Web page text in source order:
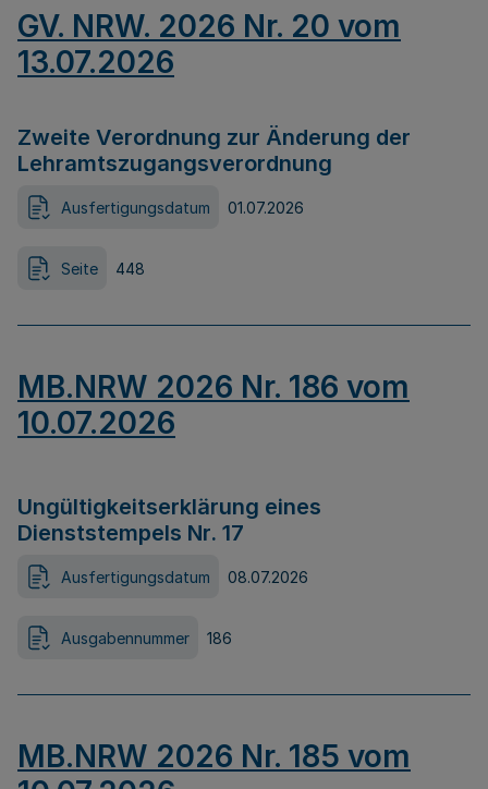
GV. NRW. 2026 Nr. 20 vom
13.07.2026
Zweite Verordnung zur Änderung der
Lehramtszugangsverordnung
Ausfertigungsdatum 01.07.2026
Seite 448
MB.NRW 2026 Nr. 186 vom
10.07.2026
Ungültigkeitserklärung eines
Dienststempels Nr. 17
Ausfertigungsdatum 08.07.2026
Ausgabennummer 186
MB.NRW 2026 Nr. 185 vom